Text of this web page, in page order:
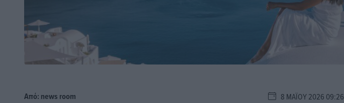
Από: news room 8 ΜΑΪ́ΟΥ 2026 09:26